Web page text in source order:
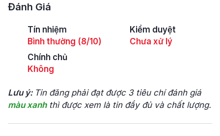
Đánh Giá
Tín nhiệm
Bình thường (8/10)
Kiểm duyệt
Chưa xử lý
Chính chủ
Không
Lưu ý: Tin đăng phải đạt được 3 tiêu chí đánh giá
màu xanhthì được xem là tin đầy đủ và chất lượng.